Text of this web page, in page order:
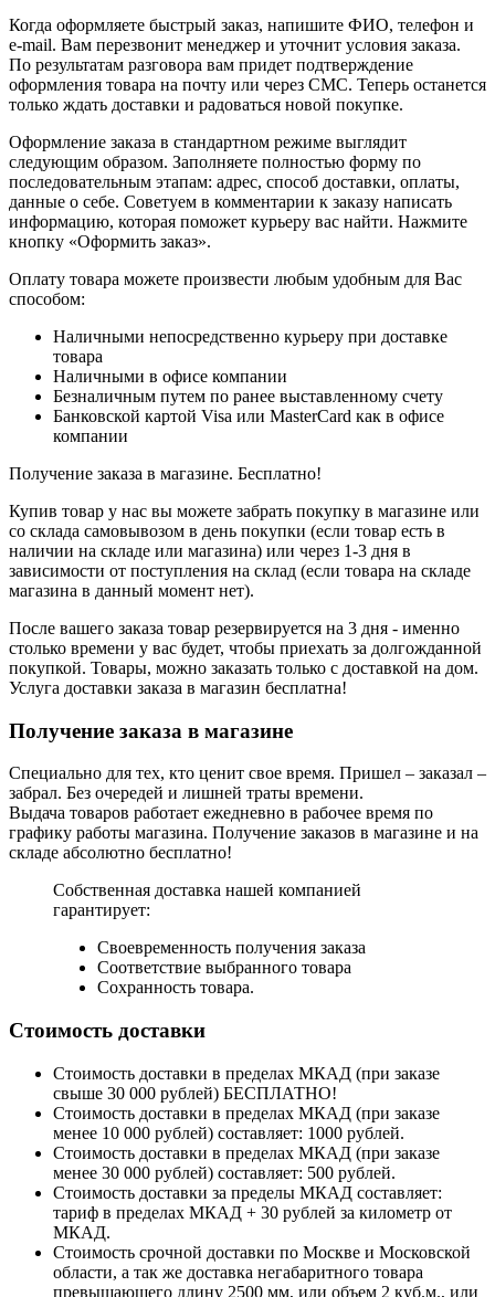
Когда оформляете быстрый заказ, напишите ФИО, телефон и
e-mail. Вам перезвонит менеджер и уточнит условия заказа.
По результатам разговора вам придет подтверждение
оформления товара на почту или через СМС. Теперь останется
только ждать доставки и радоваться новой покупке.
Оформление заказа в стандартном режиме выглядит
следующим образом. Заполняете полностью форму по
последовательным этапам: адрес, способ доставки, оплаты,
данные о себе. Советуем в комментарии к заказу написать
информацию, которая поможет курьеру вас найти. Нажмите
кнопку «Оформить заказ».
Оплату товара можете произвести любым удобным для Вас
способом:
Наличными непосредственно курьеру при доставке
товара
Наличными в офисе компании
Безналичным путем по ранее выставленному счету
Банковской картой Visa или MasterCard как в офисе
компании
Получение заказа в магазине. Бесплатно!
Купив товар у нас вы можете забрать покупку в магазине или
со склада самовывозом в день покупки (если товар есть в
наличии на складе или магазина) или через 1-3 дня в
зависимости от поступления на склад (если товара на складе
магазина в данный момент нет).
После вашего заказа товар резервируется на 3 дня - именно
столько времени у вас будет, чтобы приехать за долгожданной
покупкой. Товары, можно заказать только с доставкой на дом.
Услуга доставки заказа в магазин бесплатна!
Получение заказа в магазине
Специально для тех, кто ценит свое время. Пришел – заказал –
забрал. Без очередей и лишней траты времени.
Выдача товаров работает ежедневно в рабочее время по
графику работы магазина. Получение заказов в магазине и на
складе абсолютно бесплатно!
Собственная доставка нашей компанией
гарантирует:
Своевременность получения заказа
Соответствие выбранного товара
Сохранность товара.
Стоимость доставки
Стоимость доставки в пределах МКАД (при заказе
свыше 30 000 рублей) БЕСПЛАТНО!
Стоимость доставки в пределах МКАД (при заказе
менее 10 000 рублей) составляет: 1000 рублей.
Стоимость доставки в пределах МКАД (при заказе
менее 30 000 рублей) составляет: 500 рублей.
Стоимость доставки за пределы МКАД составляет:
тариф в пределах МКАД + 30 рублей за километр от
МКАД.
Стоимость срочной доставки по Москве и Московской
области, а так же доставка негабаритного товара
превышающего длину 2500 мм, или объем 2 куб.м., или